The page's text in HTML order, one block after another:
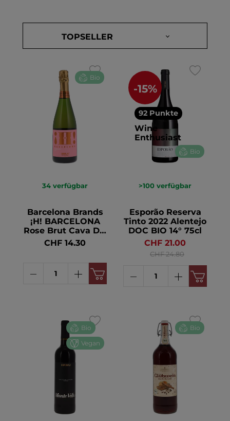
Bio
34 verfügbar
Barcelona Brands
¡H! BARCELONA
Rose Brut Cava DO
BIO 11.5° 75cl
CHF 14.30
-15%
92 Punkte
Wine
Enthusiast
Bio
>100 verfügbar
Esporão Reserva
Tinto 2022 Alentejo
DOC BIO 14° 75cl
CHF 21.00
CHF 24.80
Bio
Vegan
Bio